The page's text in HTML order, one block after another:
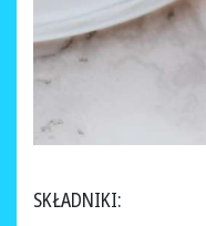
SKŁADNIKI: